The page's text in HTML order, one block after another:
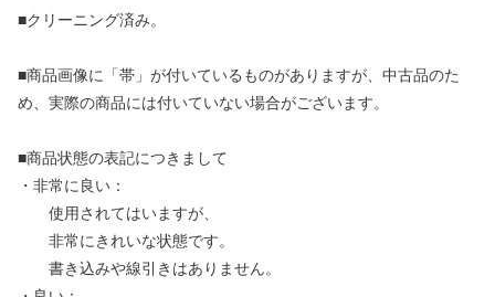
■クリーニング済み。
■商品画像に「帯」が付いているものがありますが、中古品のた
め、実際の商品には付いていない場合がございます。
■商品状態の表記につきまして
・非常に良い：
使用されてはいますが、
非常にきれいな状態です。
書き込みや線引きはありません。